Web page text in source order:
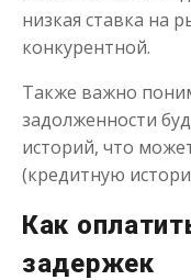
Деньги до
Срок
низкая ставка на
конкурентной.
Также важно
задолженности
историй, что
(кредитную
Как
задержек